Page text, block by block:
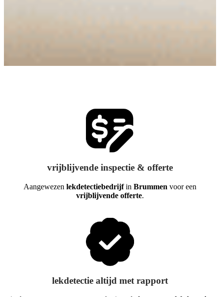
vrijblijvende inspectie & offerte
Aangewezen lekdetectiebedrijfin Brummen voor een
vrijblijvende offerte.
lekdetectie altijd met rapport